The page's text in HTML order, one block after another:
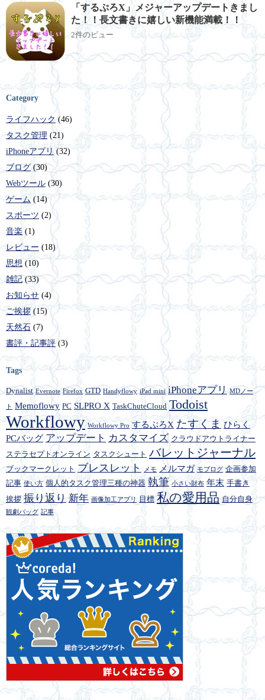
「するぷろX」メジャーアップデートきまし
た！！長文書きに嬉しい新機能満載！！
2件のビュー
Category
ライフハック (46)
タスク管理 (21)
iPhoneアプリ (32)
ブログ(30)
Webツール (30)
ゲーム (14)
スポーツ (2)
音楽 (1)
レビュー (18)
思想 (10)
雑記 (33)
お知らせ (4)
ご挨拶(15)
天然石 (7)
書評・記事評 (3)
Tags
Dynalist Evernote Firefox GTD Handyflowy iPad mini iPhoneアプリ MDノー
ト Memoflowy PC SLPRO X TaskChuteCloud Todoist
Workflowy Workflowy Pro するぷろX たすくま ひらく
PCバッグ アップデート カスタマイズ クラウドアウトライナー
ステラセプトオンライン タスクシュート バレットジャーナル
ブックマークレット ブレスレット メモ メルマガ モブログ 企画参加
記事 使い方 個人的タスク管理三種の神器 執筆 小さい財布 年末 手書き
挨拶 振り返り 新年 画像加工アプリ 目標 私の愛用品 自分自身
観劇バッグ 記事